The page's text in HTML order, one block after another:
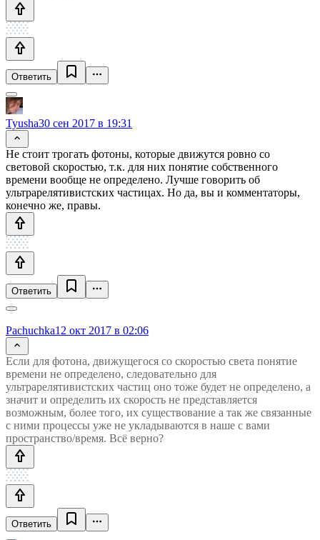
Ответить
Tyusha30 сен 2017 в 19:31
Не стоит трогать фотоны, которые движутся ровно со
световой скоростью, т.к. для них понятие собственного
времени вообще не определено. Лучше говорить об
ультрарелятивистских частицах. Но да, вы и комментаторы,
конечно же, правы.
Ответить
Pachuchka12 окт 2017 в 02:06
Если для фотона, движущегося со скоростью света понятие
времени не определено, следовательно для
ультрарелятивистских частиц оно тоже будет не определено, а
значит и определить их скорость не представляется
возможным, более того, их существование а так же связанные
с ними процессы уже не укладываются в наше с вами
пространство/время. Всё верно?
Ответить